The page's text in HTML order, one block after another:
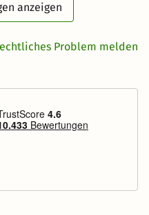
anzeigen
Problem melden